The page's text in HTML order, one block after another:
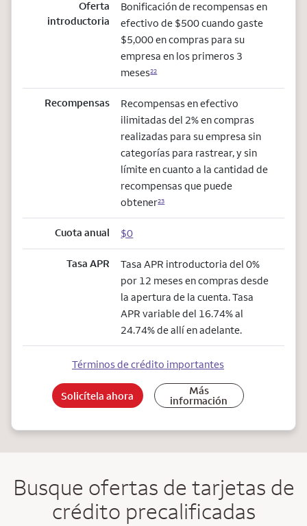
Oferta
introductoria
Bonificación de recompensas en
efectivo de $500 cuando gaste
$5,000 en compras para su
empresa en los primeros 3
meses22
Recompensas
Recompensas en efectivo
ilimitadas del 2% en compras
realizadas para su empresa sin
categorías para rastrear, y sin
límite en cuanto a la cantidad de
recompensas que puede
obtener23
Cuota anual $0
Tasa APR
Tasa APR introductoria del 0%
por 12 meses en compras desde
la apertura de la cuenta. Tasa
APR variable del 16.74% al
24.74% de allí en adelante.
Términos de crédito importantes
Solicítela ahora Más
información
Busque ofertas de tarjetas de
crédito precalificadas